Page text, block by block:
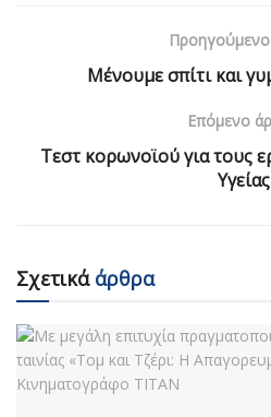
Μένουμε σπίτι και
Επόμενο
Τεστ κορωνοϊού για τους
Υγείας
Σχετικάάρθρα